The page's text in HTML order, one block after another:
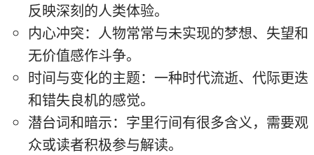
反映深刻的人类体验。
内心冲突：人物常常与未实现的梦想、失望和
无价值感作斗争。
时间与变化的主题：一种时代流逝、代际更迭
和错失良机的感觉。
潜台词和暗示：字里行间有很多含义，需要观
众或读者积极参与解读。